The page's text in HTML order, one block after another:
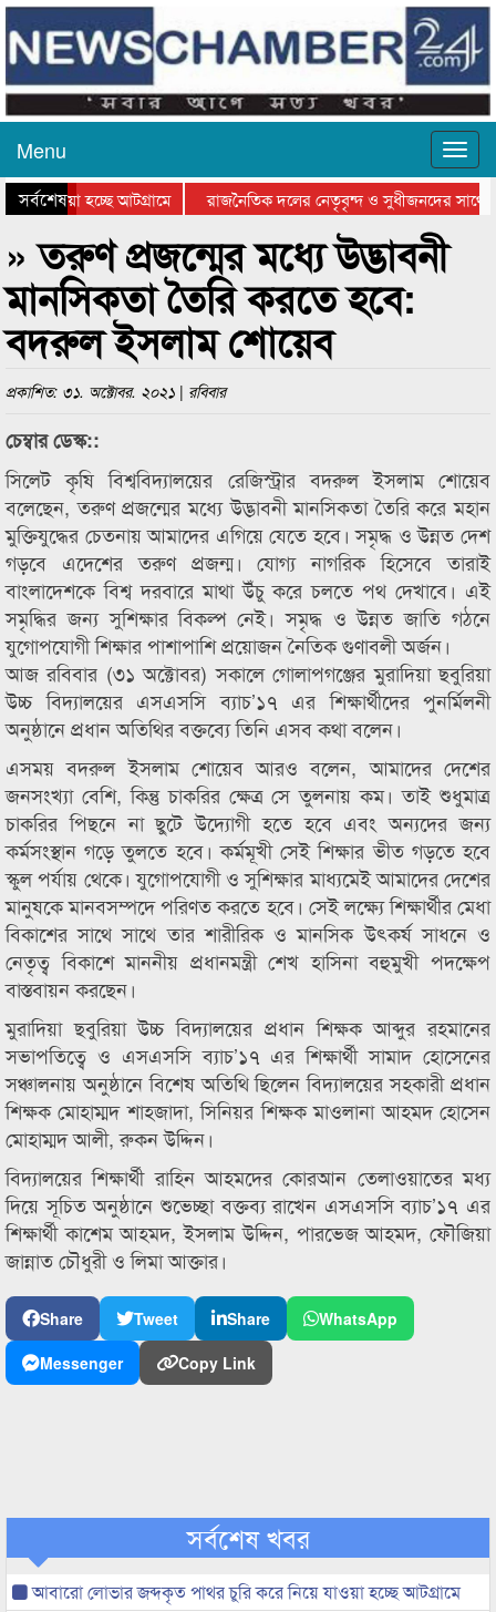
Menu
সর্বশেষ
যাওয়া হচ্ছে আটগ্রামে
রাজনৈতিক দলের নেতৃবৃন্দ ও সুধীজনদের সাথে
পুরস্কার বিতরণ সম্পন্ন
সিলেটে বাংলাদেশ গ্রুপ থিয়েটার
» তরুণ প্রজন্মের মধ্যে উদ্ভাবনী
মানসিকতা তৈরি করতে হবে:
বদরুল ইসলাম শোয়েব
প্রকাশিত: ৩১. অক্টোবর. ২০২১ | রবিবার
চেম্বার ডেস্ক::
সিলেট কৃষি বিশ্ববিদ্যালয়ের রেজিস্ট্রার বদরুল ইসলাম শোয়েব
বলেছেন, তরুণ প্রজন্মের মধ্যে উদ্ভাবনী মানসিকতা তৈরি করে মহান
মুক্তিযুদ্ধের চেতনায় আমাদের এগিয়ে যেতে হবে। সমৃদ্ধ ও উন্নত দেশ
গড়বে এদেশের তরুণ প্রজন্ম। যোগ্য নাগরিক হিসেবে তারাই
বাংলাদেশকে বিশ্ব দরবারে মাথা উঁচু করে চলতে পথ দেখাবে। এই
সমৃদ্ধির জন্য সুশিক্ষার বিকল্প নেই। সমৃদ্ধ ও উন্নত জাতি গঠনে
যুগোপযোগী শিক্ষার পাশাপাশি প্রয়োজন নৈতিক গুণাবলী অর্জন।
আজ রবিবার (৩১ অক্টোবর) সকালে গোলাপগঞ্জের মুরাদিয়া ছবুরিয়া
উচ্চ বিদ্যালয়ের এসএসসি ব্যাচ’১৭ এর শিক্ষার্থীদের পুনর্মিলনী
অনুষ্ঠানে প্রধান অতিথির বক্তব্যে তিনি এসব কথা বলেন।
এসময় বদরুল ইসলাম শোয়েব আরও বলেন, আমাদের দেশের
জনসংখ্যা বেশি, কিন্তু চাকরির ক্ষেত্র সে তুলনায় কম। তাই শুধুমাত্র
চাকরির পিছনে না ছুটে উদ্যোগী হতে হবে এবং অন্যদের জন্য
কর্মসংস্থান গড়ে তুলতে হবে। কর্মমূখী সেই শিক্ষার ভীত গড়তে হবে
স্কুল পর্যায় থেকে। যুগোপযোগী ও সুশিক্ষার মাধ্যমেই আমাদের দেশের
মানুষকে মানবসম্পদে পরিণত করতে হবে। সেই লক্ষ্যে শিক্ষার্থীর মেধা
বিকাশের সাথে সাথে তার শারীরিক ও মানসিক উৎকর্ষ সাধনে ও
নেতৃত্ব বিকাশে মাননীয় প্রধানমন্ত্রী শেখ হাসিনা বহুমুখী পদক্ষেপ
বাস্তবায়ন করছেন।
মুরাদিয়া ছবুরিয়া উচ্চ বিদ্যালয়ের প্রধান শিক্ষক আব্দুর রহমানের
সভাপতিত্বে ও এসএসসি ব্যাচ’১৭ এর শিক্ষার্থী সামাদ হোসেনের
সঞ্চালনায় অনুষ্ঠানে বিশেষ অতিথি ছিলেন বিদ্যালয়ের সহকারী প্রধান
শিক্ষক মোহাম্মদ শাহজাদা, সিনিয়র শিক্ষক মাওলানা আহমদ হোসেন
মোহাম্মদ আলী, রুকন উদ্দিন।
বিদ্যালয়ের শিক্ষার্থী রাহিন আহমদের কোরআন তেলাওয়াতের মধ্য
দিয়ে সূচিত অনুষ্ঠানে শুভেচ্ছা বক্তব্য রাখেন এসএসসি ব্যাচ’১৭ এর
শিক্ষার্থী কাশেম আহমদ, ইসলাম উদ্দিন, পারভেজ আহমদ, ফৌজিয়া
জান্নাত চৌধুরী ও লিমা আক্তার।
Share Tweet Share
WhatsApp
Messenger
Copy Link
সর্বশেষ খবর
আবারো লোভার জব্দকৃত পাথর চুরি করে নিয়ে যাওয়া হচ্ছে আটগ্রামে